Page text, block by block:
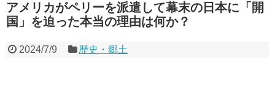
アメリカがペリーを派遣して幕末の日本に「開
国」を迫った本当の理由は何か？
2024/7/9 歴史・郷土